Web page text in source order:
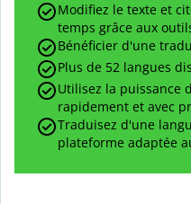
Modifiez le texte et
temps grâce aux
Bénéficier d'une
Plus de 52 langues
Utilisez la puissance
rapidement et avec
Traduisez d'une
plateforme adaptée